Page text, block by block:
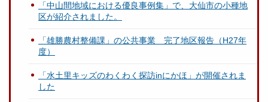
「中山間地域における優良事例集」で、大仙市の小種地
区が紹介されました。
「雄勝農村整備課」の公共事業 完了地区報告（H27年
度）
「水土里キッズのわくわく探訪inにかほ」が開催されま
した